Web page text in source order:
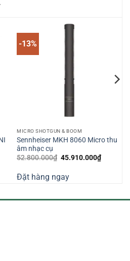
-13%
MICRO SHOTGUN & BOOM
Sennheiser MKH 8060 Micro thu
âm nhạc cụ
52.800.000₫ Giá
52.800.000₫.
45.910.000₫Giá
hiện
Đặt hàng ngay